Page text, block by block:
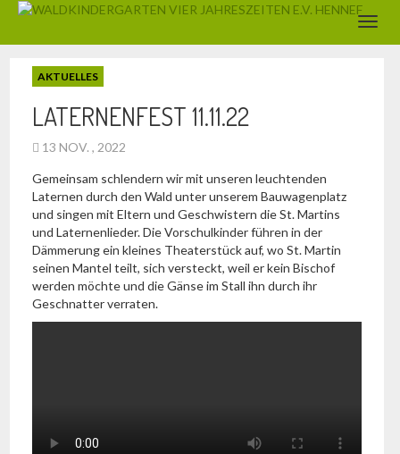
AKTUELLES
LATERNENFEST 11.11.22
13 NOV. , 2022
Gemeinsam schlendern wir mit unseren leuchtenden
Laternen durch den Wald unter unserem Bauwagenplatz
und singen mit Eltern und Geschwistern die St. Martins
und Laternenlieder. Die Vorschulkinder führen in der
Dämmerung ein kleines Theaterstück auf, wo St. Martin
seinen Mantel teilt, sich versteckt, weil er kein Bischof
werden möchte und die Gänse im Stall ihn durch ihr
Geschnatter verraten.